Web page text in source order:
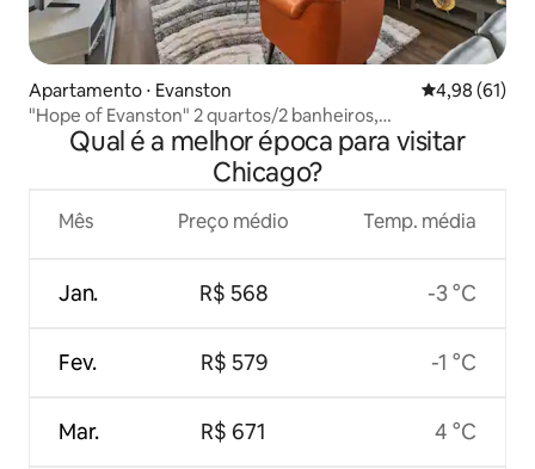
Apartamento ⋅ Evanston 4,98 de uma
4,98 (61)
"Hope of Evanston" 2 quartos/2 banheiros,
academia+piscina
Qual é a melhor época para visitar
Chicago?
Mês
Jan.
Fev.
Mar.
Preço médio
R$ 568
R$ 579
R$ 671
Temp. média
-3 °C
-1 °C
4 °C